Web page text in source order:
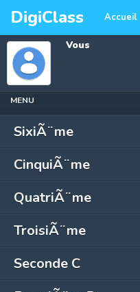
DigiClass Accueil
Vous
MENU
SixiÃ¨me
CinquiÃ¨me
QuatriÃ¨me
TroisiÃ¨me
Seconde C